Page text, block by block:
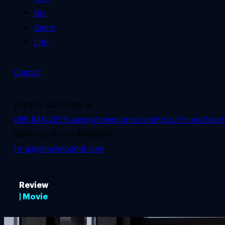
Biz
Game
Life
Contact
ฝ่ายขาย และการตลาด
085-848-2253sales@shownolimit.comhttp://m.me/
สมัครงาน/ฝึกงาน ติดต่อได้ที่
hr-ga@shownolimit.com
Review
| Movie